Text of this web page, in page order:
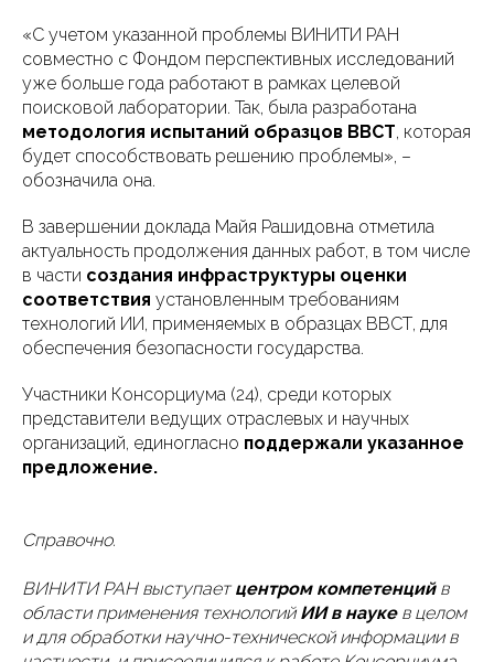
«С учетом указанной проблемы ВИНИТИ РАН
совместно с Фондом перспективных исследований
уже больше года работают в рамках целевой
поисковой лаборатории. Так, была разработана
методология испытаний образцов ВВСТ, которая
будет способствовать решению проблемы», –
обозначила она.
В завершении доклада Майя Рашидовна отметила
актуальность продолжения данных работ, в том числе
в части создания инфраструктуры оценки
соответствия установленным требованиям
технологий ИИ, применяемых в образцах ВВСТ, для
обеспечения безопасности государства.
Участники Консорциума (24), среди которых
представители ведущих отраслевых и научных
организаций, единогласно поддержали указанное
предложение.
Справочно.
ВИНИТИ РАН выступает центром компетенцийв
области применения технологий ИИ в наукев целом
и для обработки научно-технической информации в